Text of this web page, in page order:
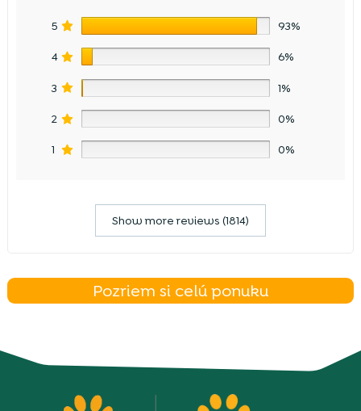
5 93%
4 6%
3 1%
2 0%
1 0%
Show more reviews (1814)
Pozriem si celú ponuku